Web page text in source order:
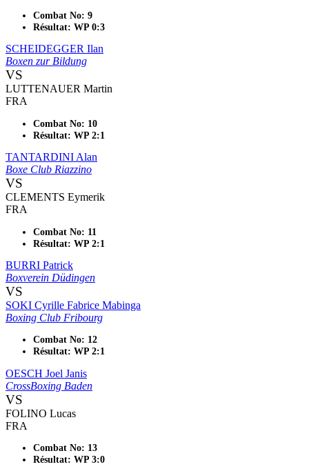
Combat No: 9
Résultat: WP 0:3
SCHEIDEGGER Ilan
Boxen zur Bildung
VS
LUTTENAUER Martin
FRA
Combat No: 10
Résultat: WP 2:1
TANTARDINI Alan
Boxe Club Riazzino
VS
CLEMENTS Eymerik
FRA
Combat No: 11
Résultat: WP 2:1
BURRI Patrick
Boxverein Düdingen
VS
SOKI Cyrille Fabrice Mabinga
Boxing Club Fribourg
Combat No: 12
Résultat: WP 2:1
OESCH Joel Janis
CrossBoxing Baden
VS
FOLINO Lucas
FRA
Combat No: 13
Résultat: WP 3:0